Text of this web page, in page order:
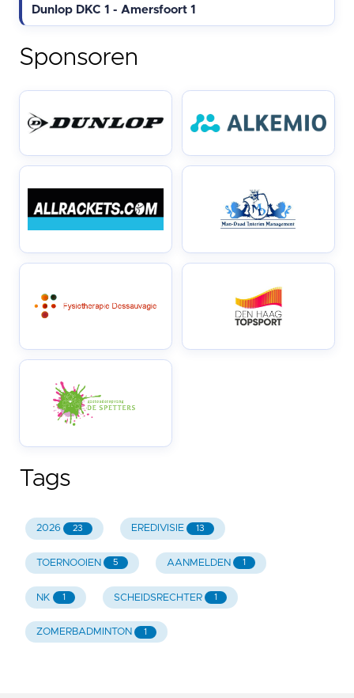
Dunlop DKC 1 - Amersfoort 1
Sponsoren
Tags
2026 23 EREDIVISIE 13
TOERNOOIEN 5 AANMELDEN 1
NK 1 SCHEIDSRECHTER 1
ZOMERBADMINTON 1